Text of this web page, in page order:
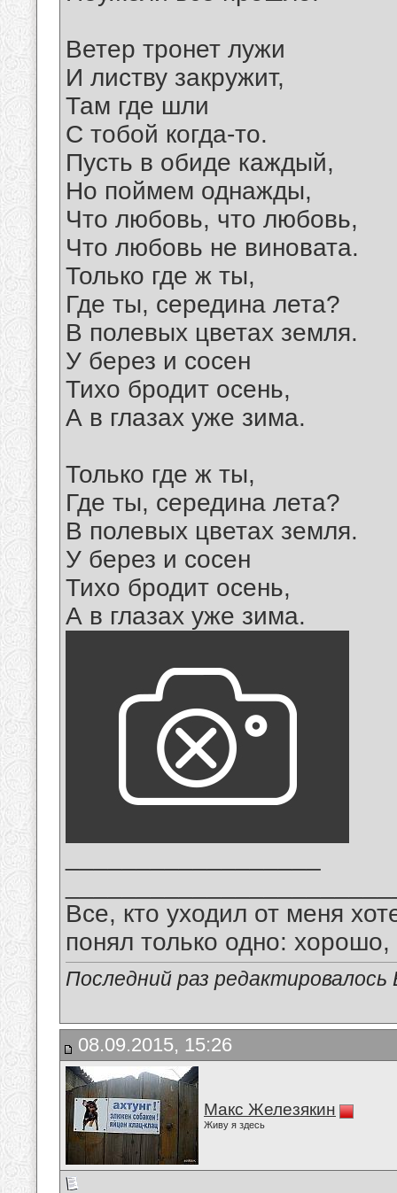
Ветер тронет лужи
И листву закружит,
Там где шли
С тобой когда-то.
Пусть в обиде каждый,
Но поймем однажды,
Что любовь, что любовь,
Что любовь не виновата.
Только где ж ты,
Где ты, середина лета?
В полевых цветах земля.
У берез и сосен
Тихо бродит осень,
А в глазах уже зима.
Только где ж ты,
Где ты, середина лета?
В полевых цветах земля.
У берез и сосен
Тихо бродит осень,
А в глазах уже зима.
Все, кто уходил от меня
понял только одно:
Последний раз
08.09.2015, 15:26
Макс Железякин
Живу я здесь